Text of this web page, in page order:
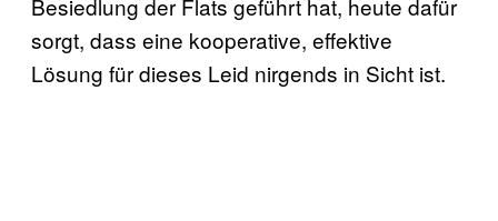
sorgt, dass eine kooperative, effektive
Lösung für dieses Leid nirgends in Sicht ist.